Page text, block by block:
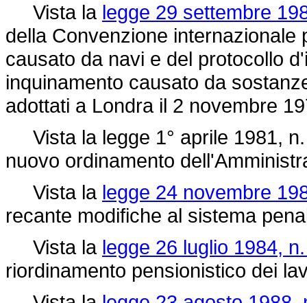
Vista la legge 29 settembre
della Convenzione
causato da navi e del protocollo
inquinamento causato da
adottati a Londra il 2 novembre
Vista la legge 1° aprile 1981,
nuovo ordinamento
Vista la legge 24 novembre
recante modifiche al sistema
Vista la legge 26 luglio 1984,
riordinamento pensionistico dei